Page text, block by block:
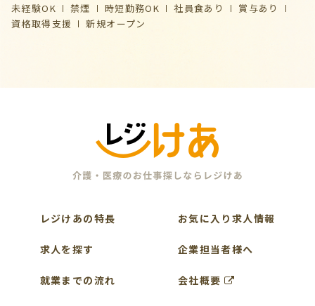
未経験OK
禁煙 時短勤務OK 社員食あり
賞与あり
資格取得支援
新規オープン
レジけあの特長
求人を探す
就業までの流れ
お気に入り求人情報
企業担当者様へ
会社概要